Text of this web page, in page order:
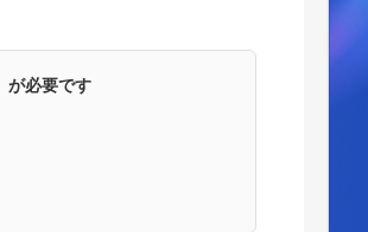
が必要です